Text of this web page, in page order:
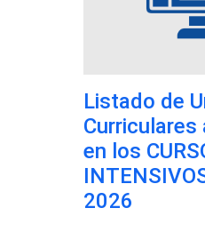
Listado de
en los
2026